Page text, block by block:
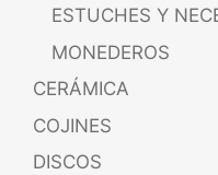
ESTUCHES Y
MONEDEROS
CERÁMICA
COJINES
DISCOS